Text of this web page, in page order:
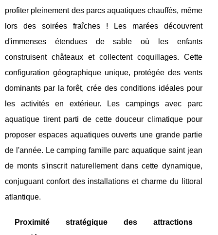
profiter pleinement des parcs aquatiques chauffés, même
lors des soirées fraîches ! Les marées découvrent
d'immenses étendues de sable où les enfants
construisent châteaux et collectent coquillages. Cette
configuration géographique unique, protégée des vents
dominants par la forêt, crée des conditions idéales pour
les activités en extérieur. Les campings avec parc
aquatique tirent parti de cette douceur climatique pour
proposer espaces aquatiques ouverts une grande partie
de l'année. Le camping famille parc aquatique saint jean
de monts s'inscrit naturellement dans cette dynamique,
conjuguant confort des installations et charme du littoral
atlantique.
Proximité stratégique des attractions